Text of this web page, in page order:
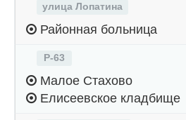
улица Лопатина
Районная больница
Р-63
Малое Стахово
Елисеевское кладбище